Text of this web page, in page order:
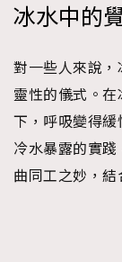
冰水中的
對一些人來說
靈性的儀式。
下，呼吸變得
冷水暴露的實
曲同工之妙，結